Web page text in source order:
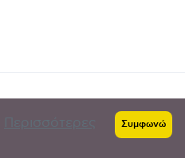
Συμφωνώ